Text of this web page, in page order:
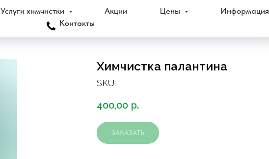
Услуги химчистки Акции Цены
Информация
Контакты
Химчистка палантина
SKU:
400,00 р.
ЗАКАЗАТЬ